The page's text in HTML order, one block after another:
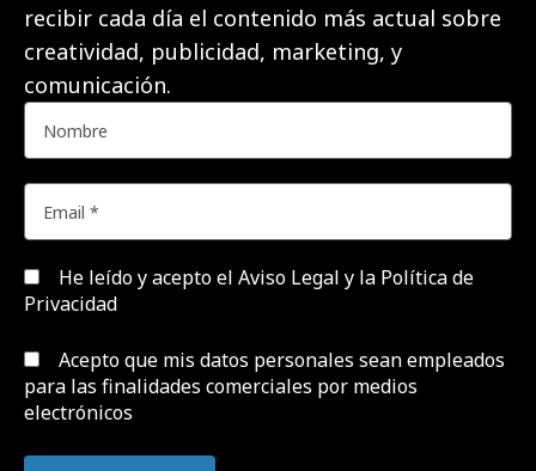
recibir cada día el contenido más actual sobre
creatividad, publicidad, marketing, y
comunicación.
He leído y acepto el Aviso Legal y la Política de
Privacidad
Acepto que mis datos personales sean empleados
para las finalidades comerciales por medios
electrónicos